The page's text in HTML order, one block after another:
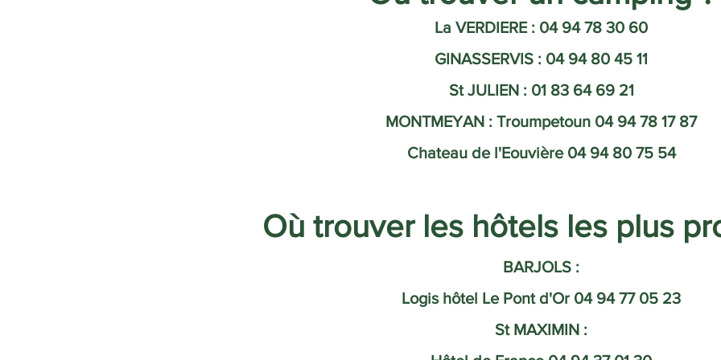
La VERDIERE : 04 94 78 30 60
GINASSERVIS : 04 94 80 45 11
St JULIEN : 01 83 64 69 21
MONTMEYAN : Troumpetoun 04 94 78 17 87
Chateau de l'Eouvière 04 94 80 75 54
Où trouver les hôtels les plus
BARJOLS :
Logis hôtel Le Pont d'Or 04 94 77 05 23
St MAXIMIN :